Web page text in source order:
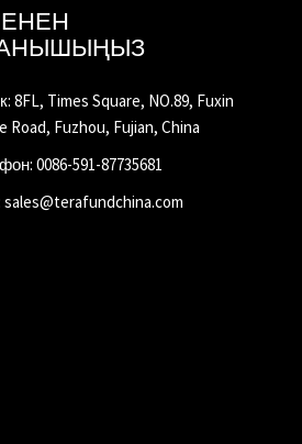
8FL, Times Square, NO.89, Fuxin
Road, Fuzhou, Fujian, China
0086-591-87735681
sales@terafundchina.com